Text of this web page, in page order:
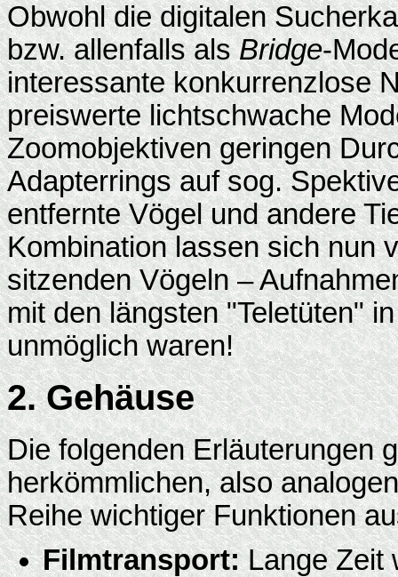
Obwohl die digitalen
bzw. allenfalls alsBridge-
interessante konkurrenzlose
preiswerte lichtschwache
Zoomobjektiven geringen
Adapterrings auf sog.
entfernte Vögel und andere
Kombination lassen sich nun
sitzenden Vögeln –
mit den längsten "Teletüten"
unmöglich waren!
2. Gehäuse
Die folgenden Erläuterungen
herkömmlichen, also
Reihe wichtiger Funktionen
Filmtransport:Lange Zeit